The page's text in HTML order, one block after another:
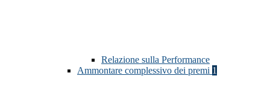
Relazione sulla Performance
Ammontare complessivo dei premi 1